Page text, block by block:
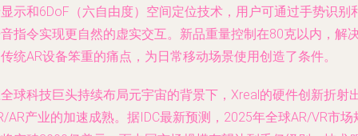
示和6DoF（六自由度）空间定位技术，用户可通过手势识别
指令实现更自然的虚实交互。新品重量控制在80克以内，解
统AR设备笨重的痛点，为日常移动场景使用创造了条件。
球科技巨头持续布局元宇宙的背景下，Xreal的硬件创新折射
AR产业的加速成熟。据IDC最新预测，2025年全球AR/VR市场